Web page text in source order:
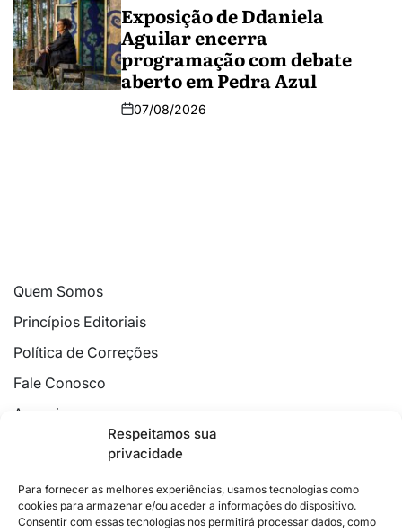
Respeitamos sua
privacidade
Para fornecer as melhores experiências, usamos tecnologias como
cookies para armazenar e/ou aceder a informações do dispositivo.
Consentir com essas tecnologias nos permitirá processar dados, como
Exposição de Ddaniela
Aguilar encerra
programação com debate
aberto em Pedra Azul
07/08/2026
Quem Somos
Princípios Editoriais
Política de Correções
Fale Conosco
Anuncie
Política de Cookies